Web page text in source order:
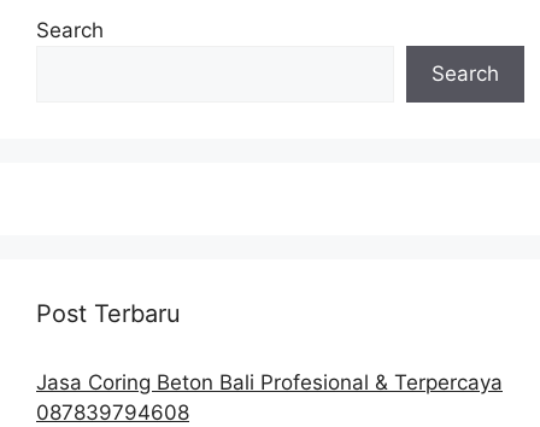
Search
Search
Post Terbaru
Jasa Coring Beton Bali Profesional & Terpercaya
087839794608